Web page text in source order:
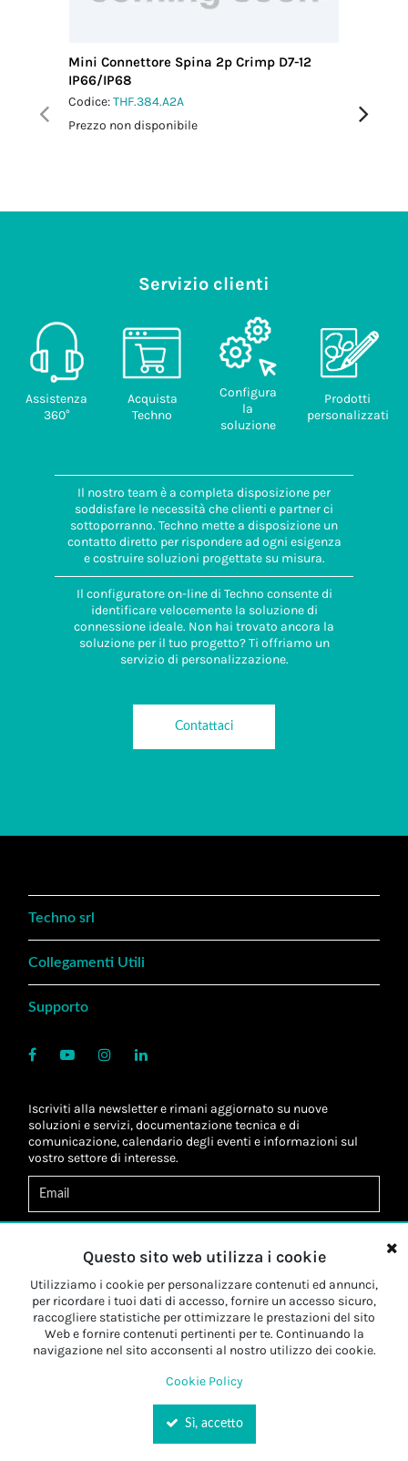
Mini Connettore Spina 2p Crimp D7-12
IP66/IP68
Codice:THF.384.A2A
Prezzo non disponibile
Prezzo
Servizio clienti
Assistenza
360°
Acquista
Techno
Configura
la
soluzione
Prodotti
personalizzati
Il nostro team è a completa disposizione per
soddisfare le necessità che clienti e partner ci
sottoporranno. Techno mette a disposizione un
contatto diretto per rispondere ad ogni esigenza
e costruire soluzioni progettate su misura.
Il configuratore on-line di Techno consente di
identificare velocemente la soluzione di
connessione ideale. Non hai trovato ancora la
soluzione per il tuo progetto? Ti offriamo un
servizio di personalizzazione.
Contattaci
Techno srl
Collegamenti Utili
Supporto
Iscriviti alla newsletter e rimani aggiornato su nuove
soluzioni e servizi, documentazione tecnica e di
comunicazione, calendario degli eventi e informazioni sul
vostro settore di interesse.
Letta l'informativa, autorizzo altrattamento dei miei dati
personali*
Letta l'informativa, autorizzo al trattamento dei miei dati
personali a fini dimarketing*
Iscriviti
Questo sito web utilizza i cookie
Utilizziamo i cookie per personalizzare contenuti ed annunci,
per ricordare i tuoi dati di accesso, fornire un accesso sicuro,
raccogliere statistiche per ottimizzare le prestazioni del sito
Web e fornire contenuti pertinenti per te. Continuando la
navigazione nel sito acconsenti al nostro utilizzo dei cookie.
Cookie Policy
Sì, accetto